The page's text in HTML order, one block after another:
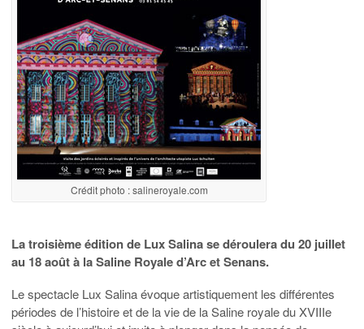
Crédit photo : salineroyale.com
La troisième édition de Lux Salina se déroulera du 20 juillet
au 18 août à la Saline Royale d’Arc et Senans.
Le spectacle Lux Salina évoque artistiquement les différentes
périodes de l’histoire et de la vie de la Saline royale du XVIIIe